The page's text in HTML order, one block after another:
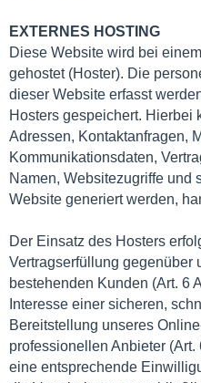
EXTERNES HOSTING
Diese Website wird bei
gehostet (Hoster). Die
dieser Website erfasst
Hosters gespeichert. Hierbei
Adressen, Kontaktanfragen,
Kommunikationsdaten,
Namen, Websitezugriffe und
Website generiert werden,
Der Einsatz des Hosters
Vertragserfüllung gegenüber
bestehenden Kunden (Art. 6
Interesse einer sicheren,
Bereitstellung unseres
professionellen Anbieter (Art.
eine entsprechende